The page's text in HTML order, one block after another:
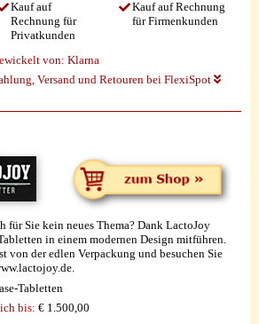
Kauf auf
Rechnung für
Privatkunden
Kauf auf Rechnung
für Firmenkunden
von: Klarna
Versand und Retouren bei FlexiSpot
für Sie kein neues Thema? Dank LactoJoy
in einem modernen Design mitführen.
von der edlen Verpackung und besuchen Sie
Tabletten
bis: € 1.500,00